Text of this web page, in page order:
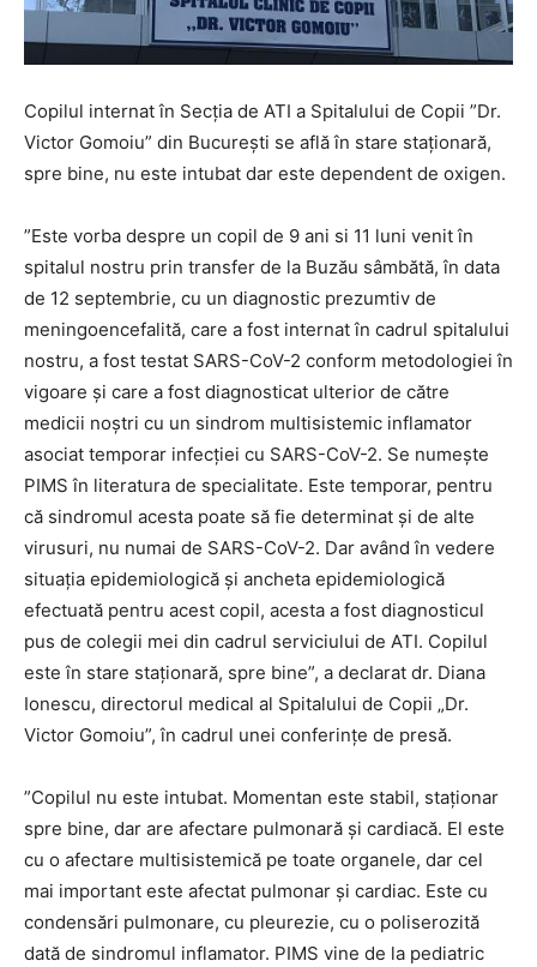
Copilul internat în Secția de ATI a Spitalului de Copii ”Dr.
Victor Gomoiu” din București se află în stare staționară,
spre bine, nu este intubat dar este dependent de oxigen.
”Este vorba despre un copil de 9 ani si 11 luni venit în
spitalul nostru prin transfer de la Buzău sâmbătă, în data
de 12 septembrie, cu un diagnostic prezumtiv de
meningoencefalită, care a fost internat în cadrul spitalului
nostru, a fost testat SARS-CoV-2 conform metodologiei în
vigoare și care a fost diagnosticat ulterior de către
medicii noștri cu un sindrom multisistemic inflamator
asociat temporar infecției cu SARS-CoV-2. Se numește
PIMS în literatura de specialitate. Este temporar, pentru
că sindromul acesta poate să fie determinat și de alte
virusuri, nu numai de SARS-CoV-2. Dar având în vedere
situația epidemiologică și ancheta epidemiologică
efectuată pentru acest copil, acesta a fost diagnosticul
pus de colegii mei din cadrul serviciului de ATI. Copilul
este în stare staționară, spre bine”, a declarat dr. Diana
Ionescu, directorul medical al Spitalului de Copii „Dr.
Victor Gomoiu”, în cadrul unei conferințe de presă.
”Copilul nu este intubat. Momentan este stabil, staționar
spre bine, dar are afectare pulmonară și cardiacă. El este
cu o afectare multisistemică pe toate organele, dar cel
mai important este afectat pulmonar și cardiac. Este cu
condensări pulmonare, cu pleurezie, cu o poliserozită
dată de sindromul inflamator. PIMS vine de la pediatric